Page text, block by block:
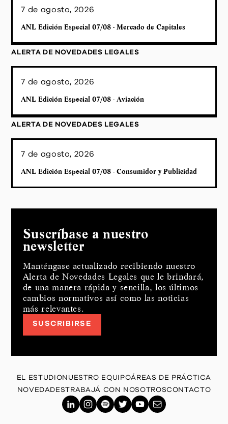
7 de agosto, 2026
ANL Edición Especial 07/08 - Mercado de Capitales
ALERTA DE NOVEDADES LEGALES
7 de agosto, 2026
ANL Edición Especial 07/08 - Aviación
ALERTA DE NOVEDADES LEGALES
7 de agosto, 2026
ANL Edición Especial 07/08 - Consumidor y Publicidad
Suscríbase a nuestro
newsletter
Manténgase actualizado recibiendo nuestro
Alerta de Novedades Legales que le brindará,
de una manera rápida y sencilla, los últimos
cambios normativos así como las noticias
más relevantes.
SUSCRIBIRSE
EL ESTUDIONUESTRO EQUIPOÁREAS DE PRÁCTICA
NOVEDADESTRABAJÁ CON NOSOTROSCONTACTO